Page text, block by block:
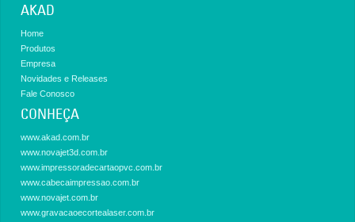
AKAD
Home
Produtos
Empresa
Novidades e Releases
Fale Conosco
CONHEÇA
www.akad.com.br
www.novajet3d.com.br
www.impressoradecartaopvc.com.br
www.cabecaimpressao.com.br
www.novajet.com.br
www.gravacaoecortealaser.com.br